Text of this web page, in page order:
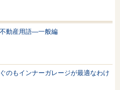
動産用語—一般編
のもインナーガレージが最適なわけ